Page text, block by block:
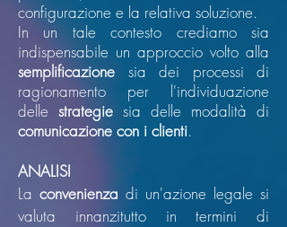
configurazione e la relativa soluzione.
In un tale contesto crediamo sia
indispensabile un approccio volto alla
semplificazione sia dei processi di
ragionamento per l'individuazione
delle strategie sia delle modalità di
comunicazione con i clienti.
ANALISI
La convenienza di un'azione legale si
valuta innanzitutto in termini di